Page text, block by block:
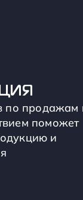
по продажам
поможет
и